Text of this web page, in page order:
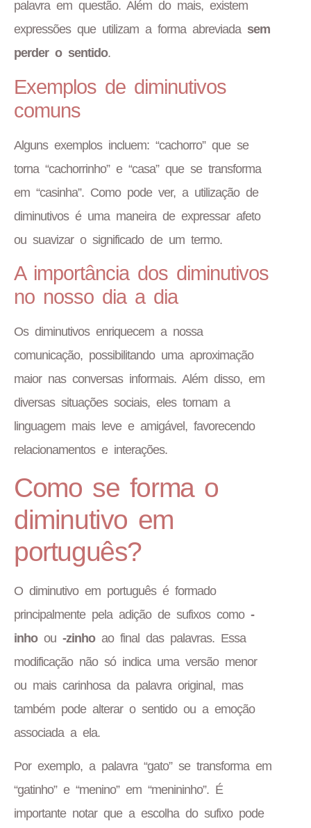
palavra em questão. Além do mais, existem
expressões que utilizam a forma abreviada sem
perder o sentido.
Exemplos de diminutivos
comuns
Alguns exemplos incluem: “cachorro” que se
torna “cachorrinho” e “casa” que se transforma
em “casinha”. Como pode ver, a utilização de
diminutivos é uma maneira de expressar afeto
ou suavizar o significado de um termo.
A importância dos diminutivos
no nosso dia a dia
Os diminutivos enriquecem a nossa
comunicação, possibilitando uma aproximação
maior nas conversas informais. Além disso, em
diversas situações sociais, eles tornam a
linguagem mais leve e amigável, favorecendo
relacionamentos e interações.
Como se forma o
diminutivo em
português?
O diminutivo em português é formado
principalmente pela adição de sufixos como -
inhoou -zinhoao final das palavras. Essa
modificação não só indica uma versão menor
ou mais carinhosa da palavra original, mas
também pode alterar o sentido ou a emoção
associada a ela.
Por exemplo, a palavra “gato” se transforma em
“gatinho” e “menino” em “menininho”. É
importante notar que a escolha do sufixo pode